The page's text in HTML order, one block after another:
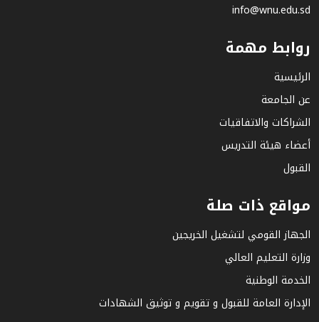
info@wnu.edu.sd
روابط مهمة
الرئيسية
عن الجامعة
الشراكات والاتفاقيات
أعضاء هيئة التدريس
القبول
مواقع ذات صلة
الجهاز القومي لتشغيل الخريجين
وزارة التعليم العالي
الخدمة الوطنية
الإدارة العامة للقبول و تقويم و توثيق الشهادات